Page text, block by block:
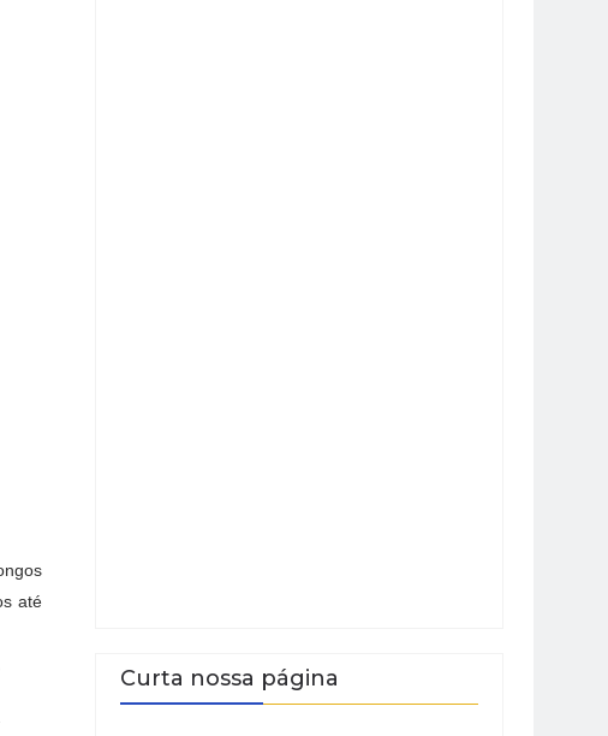
até
Curta nossa página